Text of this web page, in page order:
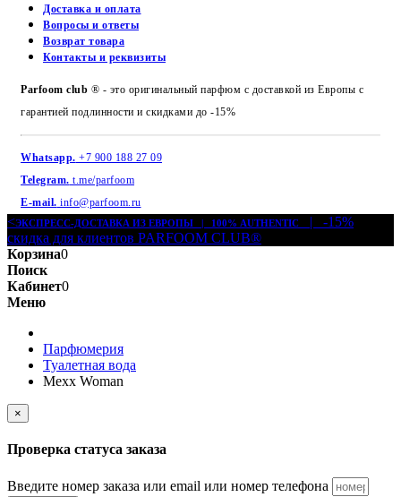
Доставка и оплата
Вопросы и ответы
Возврат товара
Контакты и реквизиты
Parfoom club ® - это оригинальный парфюм с доставкой из Европы с
гарантией подлинности и скидками до -15%
Whatsapp. +7 900 188 27 09
Telegram. t.me/parfoom
E-mail. info@parfoom.ru
<ЭКСПРЕСС-ДОСТАВКА ИЗ ЕВРОПЫ | 100% AUTHENTIC
| -15%
скидка для клиентов PARFOOM CLUB®
Корзина0
Поиск
Кабинет0
Меню
Парфюмерия
Туалетная вода
Mexx Woman
×
Проверка статуса заказа
Введите номер заказа или email или номер телефона